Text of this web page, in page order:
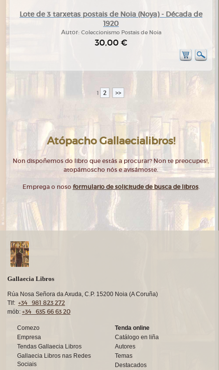
Lote de 3 tarxetas postais de Noia (Noya) - Década de
1920
Autor: Coleccionismo Postais de Noia
30,00 €
1 2 >>
Atópacho Gallaecialibros!
Non dispoñemos do libro que estás a procurar? Non te preocupes!,
atopámoscho nós e avisámoste.
Emprega o noso formulario de solicitude de busca de libros.
Gallaecia Libros
Rúa Nosa Señora da Axuda, C.P. 15200 Noia (A Coruña)
Tlf: +34 981 823 272
mób: +34 635 66 63 20
Comezo
Empresa
Tendas Gallaecia Libros
Gallaecia Libros nas Redes
Sociais
Tenda online
Catálogo en liña
Autores
Temas
Destacados